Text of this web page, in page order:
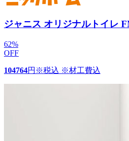
ジャニス オリジナルトイレ
62%
OFF
104764円 ※税込 ※材工費込